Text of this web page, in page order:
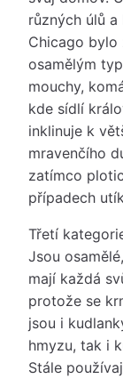
různých úlů
Chicago bylo
osamělým
mouchy,
kde sídlí
inklinuje k
mravenčího
zatímco
případech
Třetí
Jsou
mají každá
protože se
jsou i
hmyzu, tak i
Stále